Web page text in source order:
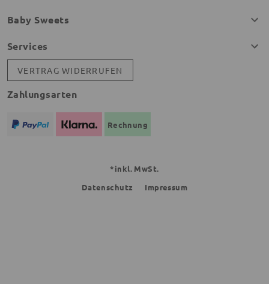
Baby Sweets
Services
VERTRAG WIDERRUFEN
Zahlungsarten
Rechnung
*inkl. MwSt.
Datenschutz
Impressum